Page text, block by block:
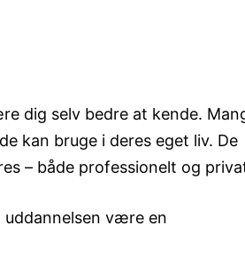
dig selv bedre at kende.
kan bruge i deres eget liv. De
– både professionelt og
uddannelsen være en